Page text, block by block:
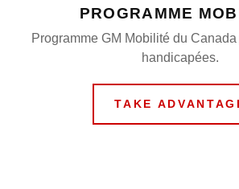
PROGRAMME
Programme GM Mobilité du
handicapées.
TAKE